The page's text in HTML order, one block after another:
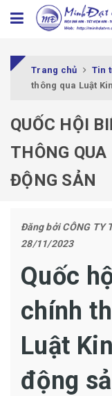
Trang chủ Tin
thông qua Luật
QUỐC HỘI
THÔNG
ĐỘNG SẢN
Đăng bởiCÔNG TY
28/11/2023
Quốc
chính
Luật
động